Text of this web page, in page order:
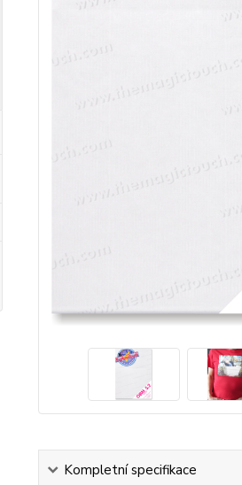
Kompletní specifikace